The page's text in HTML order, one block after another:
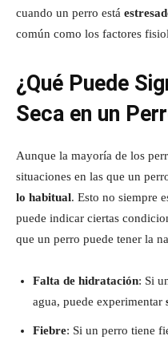
cuando un perro está
común como los factores
¿Qué Puede
Seca en un
Aunque la mayoría de los
situaciones en las que un
lo habitual. Esto no siempre
puede indicar ciertas
que un perro puede tener la
Falta de hidratación: Si
agua, puede experimentar
Fiebre: Si un perro tiene